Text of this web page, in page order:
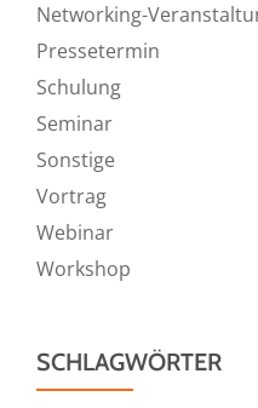
Networking-
Pressetermin
Schulung
Seminar
Sonstige
Vortrag
Webinar
Workshop
SCHLAGWÖRTER